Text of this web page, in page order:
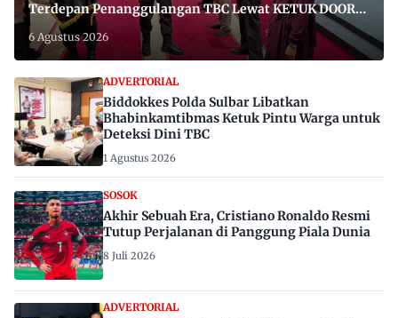
Terdepan Penanggulangan TBC Lewat KETUK DOORS
di 650 Desa
6 Agustus 2026
ADVERTORIAL
Biddokkes Polda Sulbar Libatkan
Bhabinkamtibmas Ketuk Pintu Warga untuk
Deteksi Dini TBC
1 Agustus 2026
SOSOK
Akhir Sebuah Era, Cristiano Ronaldo Resmi
Tutup Perjalanan di Panggung Piala Dunia
8 Juli 2026
ADVERTORIAL